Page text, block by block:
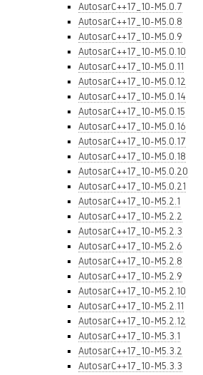
AutosarC++17_10-M5.0.7
AutosarC++17_10-M5.0.8
AutosarC++17_10-M5.0.9
AutosarC++17_10-M5.0.10
AutosarC++17_10-M5.0.11
AutosarC++17_10-M5.0.12
AutosarC++17_10-M5.0.14
AutosarC++17_10-M5.0.15
AutosarC++17_10-M5.0.16
AutosarC++17_10-M5.0.17
AutosarC++17_10-M5.0.18
AutosarC++17_10-M5.0.20
AutosarC++17_10-M5.0.21
AutosarC++17_10-M5.2.1
AutosarC++17_10-M5.2.2
AutosarC++17_10-M5.2.3
AutosarC++17_10-M5.2.6
AutosarC++17_10-M5.2.8
AutosarC++17_10-M5.2.9
AutosarC++17_10-M5.2.10
AutosarC++17_10-M5.2.11
AutosarC++17_10-M5.2.12
AutosarC++17_10-M5.3.1
AutosarC++17_10-M5.3.2
AutosarC++17_10-M5.3.3